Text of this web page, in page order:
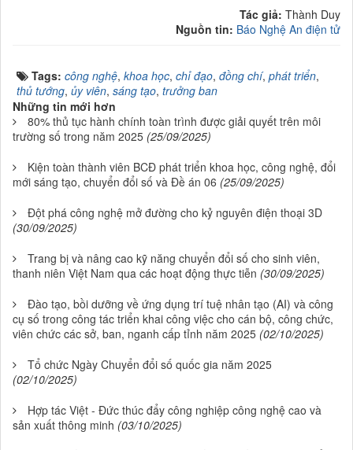
Tác giả: Thành Duy
Nguồn tin: Báo Nghệ An điện tử
Tags: công nghệ, khoa học, chỉ đạo, đồng chí, phát triển,
thủ tướng, ủy viên, sáng tạo, trưởng ban
Những tin mới hơn
80% thủ tục hành chính toàn trình được giải quyết trên môi
trường số trong năm 2025 (25/09/2025)
Kiện toàn thành viên BCĐ phát triển khoa học, công nghệ, đổi
mới sáng tạo, chuyển đổi số và Đề án 06 (25/09/2025)
Đột phá công nghệ mở đường cho kỷ nguyên điện thoại 3D
(30/09/2025)
Trang bị và nâng cao kỹ năng chuyển đổi số cho sinh viên,
thanh niên Việt Nam qua các hoạt động thực tiễn (30/09/2025)
Đào tạo, bồi dưỡng về ứng dụng trí tuệ nhân tạo (AI) và công
cụ số trong công tác triển khai công việc cho cán bộ, công chức,
viên chức các sở, ban, nganh cấp tỉnh năm 2025 (02/10/2025)
Tổ chức Ngày Chuyển đổi số quốc gia năm 2025
(02/10/2025)
Hợp tác Việt - Đức thúc đẩy công nghiệp công nghệ cao và
sản xuất thông minh (03/10/2025)